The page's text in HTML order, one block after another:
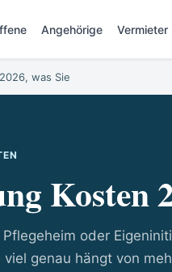
Angehörige Vermieter
was Sie
Kosten
oder
genau hängt von